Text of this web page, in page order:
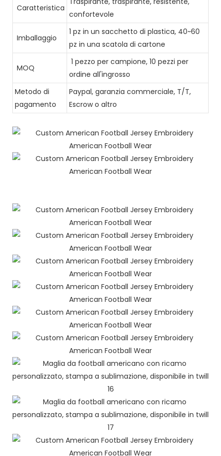
Caratteristica
confortevole
Imballaggio
1 pz in un sacchetto di plastica, 40~60
pz in una scatola di cartone
MOQ
1 pezzo per campione, 10 pezzi per
ordine all'ingrosso
Metodo di
pagamento
Paypal, garanzia commerciale, T/T,
Escrow o altro